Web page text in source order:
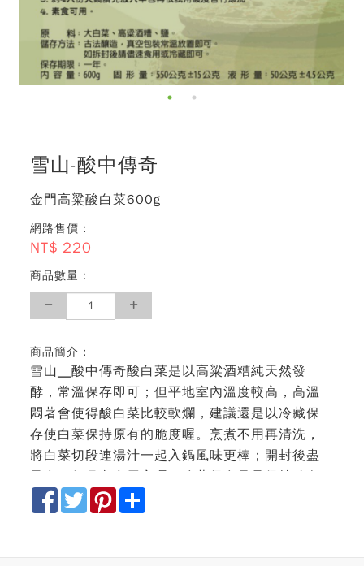
雪山-酸中傳奇
金門高粱酸白菜600g
網路售價 :
NT$ 220
商品數量 :
商品簡介 :
雪山╴酸中傳奇酸白菜是以高粱酒糟純天然發
酵，常溫保存即可；但平地室內溫度較高，高溫
悶著會使得酸白菜比較軟爛，建議還是以冷藏保
存使白菜保持原有的脆度喔。烹煮不用再清洗，
將白菜切段連湯汁一起入鍋風味更棒；開封後盡
菜的脆度，若要吃軟嫩一點可以常溫放一兩個月
Facebook
TwitterPinterest